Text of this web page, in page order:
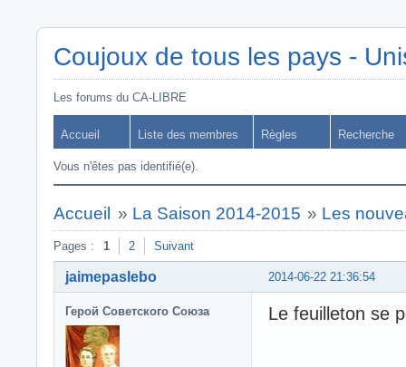
Coujoux de tous les pays -
Les forums du CA-LIBRE
Accueil Liste des membres Règles Recherche
Vous n'êtes pas identifié(e).
Accueil » La Saison 2014-2015 » Les
Pages : 1 2 Suivant
2014-06-22 21:36:54
jaimepaslebo
Герой Советского Союза Le feuilleton se